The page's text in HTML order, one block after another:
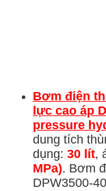
Bơm điện
lực cao áp
pressure
dung tích
dụng: 30 lít,
MPa). Bơm
DPW3500-